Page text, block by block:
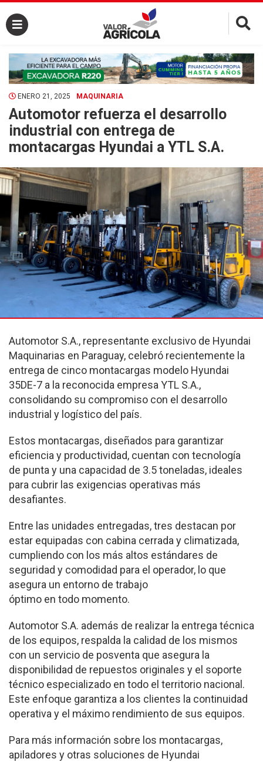
×
ENERO 21, 2025 MAQUINARIA
Automotor refuerza el desarrollo
industrial con entrega de
montacargas Hyundai a YTL S.A.
Automotor S.A., representante exclusivo de Hyundai
Maquinarias en Paraguay, celebró recientemente la
entrega de cinco montacargas modelo Hyundai
35DE-7 a la reconocida empresa YTL S.A.,
consolidando su compromiso con el desarrollo
industrial y logístico del país.
Estos montacargas, diseñados para garantizar
eficiencia y productividad, cuentan con tecnología
de punta y una capacidad de 3.5 toneladas, ideales
para cubrir las exigencias operativas más
desafiantes.
Entre las unidades entregadas, tres destacan por
estar equipadas con cabina cerrada y climatizada,
cumpliendo con los más altos estándares de
seguridad y comodidad para el operador, lo que
asegura un entorno de trabajo
óptimo en todo momento.
Automotor S.A. además de realizar la entrega técnica
de los equipos, respalda la calidad de los mismos
con un servicio de posventa que asegura la
disponibilidad de repuestos originales y el soporte
técnico especializado en todo el territorio nacional.
Este enfoque garantiza a los clientes la continuidad
operativa y el máximo rendimiento de sus equipos.
Para más información sobre los montacargas,
apiladores y otras soluciones de Hyundai